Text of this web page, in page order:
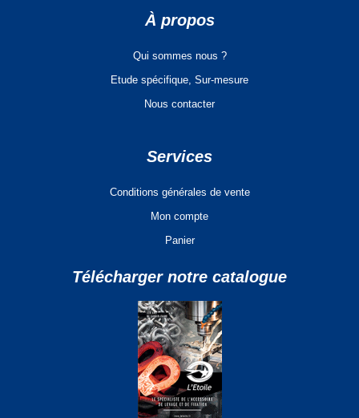
À propos
Qui sommes nous ?
Etude spécifique, Sur-mesure
Nous contacter
Services
Conditions générales de vente
Mon compte
Panier
Télécharger notre catalogue